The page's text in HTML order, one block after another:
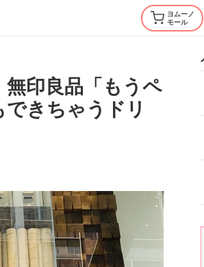
ヨムーノ
モール
無印良品「もうペ
きちゃうドリ